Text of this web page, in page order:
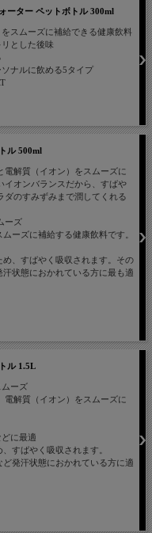
ーター ペットボトル 300ml
スムーズに補給できる健康飲料
とした後味
ナルに飲める5タイプ
ル 500ml
電解質（イオン）をスムーズに
イオンバランスだから、すばや
ダのすみずみまで潤してくれる
ーズ
ーズに補給する健康飲料です。
め、すばやく吸収されます。その
状態におかれている方に最も適
ル 1.5L
ーズ
電解質（イオン）をスムーズに
に最適
すばやく吸収されます。
発汗状態におかれている方に適